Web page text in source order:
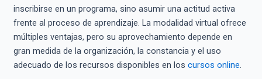
inscribirse en un programa, sino asumir una actitud activa
frente al proceso de aprendizaje. La modalidad virtual ofrece
múltiples ventajas, pero su aprovechamiento depende en
gran medida de la organización, la constancia y el uso
adecuado de los recursos disponibles en los cursos online